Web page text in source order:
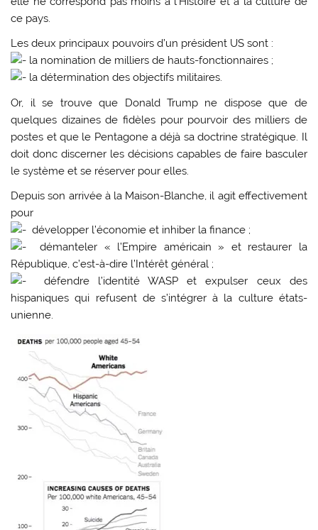
ce pays.
Les deux principaux pouvoirs d’un président US sont :
la nomination de milliers de hauts-fonctionnaires ;
la détermination des objectifs militaires.
Or, il se trouve que Donald Trump ne dispose que de
quelques dizaines de fidèles pour pourvoir des milliers de
postes et que le Pentagone a déjà sa doctrine stratégique. Il
doit donc discerner les décisions capables de faire basculer
le système et se réserver pour elles.
Depuis son arrivée à la Maison-Blanche, il agit effectivement
pour
développer l’économie et inhiber la finance ;
démanteler « l’Empire américain » et restaurer la
République, c’est-à-dire l’Intérêt général ;
défendre l’identité WASP et expulser ceux des
hispaniques qui refusent de s’intégrer à la culture états-
unienne.